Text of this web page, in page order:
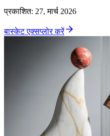
प्रकाशित: 27, मार्च 2026
बास्केट एक्सप्लोर करें